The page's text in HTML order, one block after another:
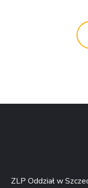
ZLP Oddział w